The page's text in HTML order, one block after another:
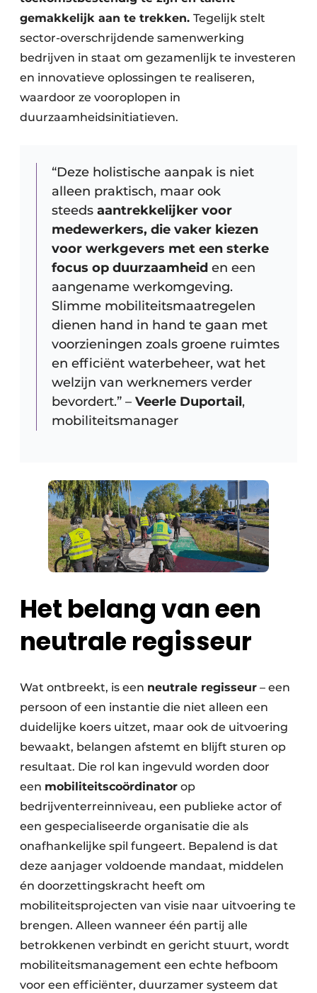
gemakkelijk aan te trekken. Tegelijk stelt
sector-overschrijdende samenwerking
bedrijven in staat om gezamenlijk te investeren
en innovatieve oplossingen te realiseren,
waardoor ze vooroplopen in
duurzaamheidsinitiatieven.
“Deze holistische aanpak is niet
alleen praktisch, maar ook
steeds aantrekkelijker voor
medewerkers, die vaker kiezen
voor werkgevers met een sterke
focus op duurzaamheid en een
aangename werkomgeving.
Slimme mobiliteitsmaatregelen
dienen hand in hand te gaan met
voorzieningen zoals groene ruimtes
en efficiënt waterbeheer, wat het
welzijn van werknemers verder
bevordert.” – Veerle Duportail,
mobiliteitsmanager
Het belang van een
neutrale regisseur
Wat ontbreekt, is een neutrale regisseur – een
persoon of een instantie die niet alleen een
duidelijke koers uitzet, maar ook de uitvoering
bewaakt, belangen afstemt en blijft sturen op
resultaat. Die rol kan ingevuld worden door
een mobiliteitscoördinator op
bedrijventerreinniveau, een publieke actor of
een gespecialiseerde organisatie die als
onafhankelijke spil fungeert. Bepalend is dat
deze aanjager voldoende mandaat, middelen
én doorzettingskracht heeft om
mobiliteitsprojecten van visie naar uitvoering te
brengen. Alleen wanneer één partij alle
betrokkenen verbindt en gericht stuurt, wordt
mobiliteitsmanagement een echte hefboom
voor een efficiënter, duurzamer systeem dat